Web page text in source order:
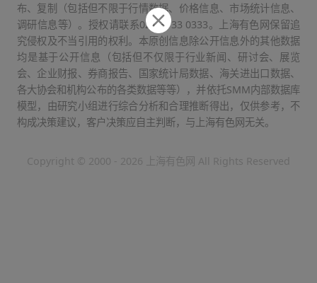
布、复制（包括但不限于行情数据、价格信息、市场统计信息、
调研信息等）。授权请联系021-3133 0333。上海有色网保留追
究侵权及不当引用的权利。本原创信息除公开信息外的其他数据
均是基于公开信息（包括但不仅限于行业新闻、研讨会、展览
会、企业财报、券商报告、国家统计局数据、海关进出口数据、
各大协会和机构公布的各类数据等等），并依托SMM内部数据库
模型，由研究小组进行综合分析和合理推断得出，仅供参考，不
构成决策建议，客户决策应自主判断，与上海有色网无关。
Copyright © 2000 - 2026 上海有色网 All Rights Reserved